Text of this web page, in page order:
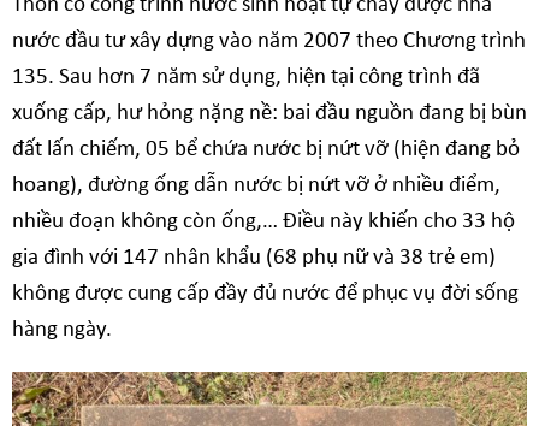
Thôn có công trình nước sinh hoạt tự chảy được nhà
nước đầu tư xây dựng vào năm 2007 theo Chương trình
135. Sau hơn 7 năm sử dụng, hiện tại công trình đã
xuống cấp, hư hỏng nặng nề: bai đầu nguồn đang bị bùn
đất lấn chiếm, 05 bể chứa nước bị nứt vỡ (hiện đang bỏ
hoang), đường ống dẫn nước bị nứt vỡ ở nhiều điểm,
nhiều đoạn không còn ống,… Điều này khiến cho 33 hộ
gia đình với 147 nhân khẩu (68 phụ nữ và 38 trẻ em)
không được cung cấp đầy đủ nước để phục vụ đời sống
hàng ngày.